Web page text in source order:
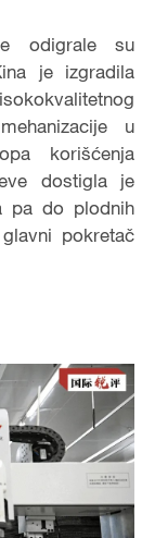
odigrale su
je izgradila
u
korišćenja
dostigla je
pa do plodnih
pokretač